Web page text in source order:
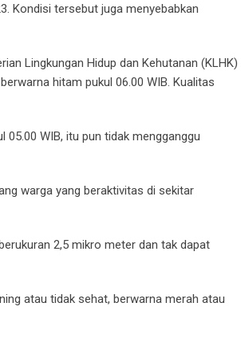
Kondisi tersebut juga menyebabkan
Lingkungan Hidup dan Kehutanan (KLHK)
hitam pukul 06.00 WIB. Kualitas
WIB, itu pun tidak mengganggu
warga yang beraktivitas di sekitar
2,5 mikro meter dan tak dapat
atau tidak sehat, berwarna merah atau